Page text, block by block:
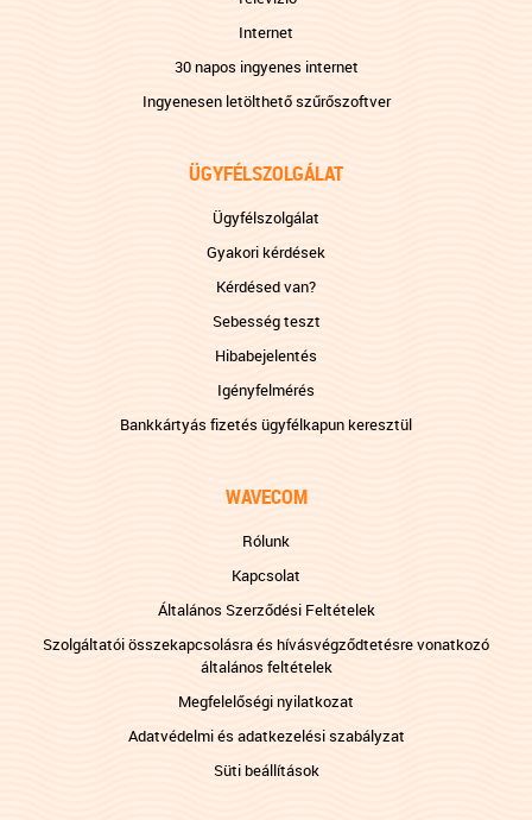
Internet
30 napos ingyenes internet
Ingyenesen letölthető szűrőszoftver
ÜGYFÉLSZOLGÁLAT
Ügyfélszolgálat
Gyakori kérdések
Kérdésed van?
Sebesség teszt
Hibabejelentés
Igényfelmérés
Bankkártyás fizetés ügyfélkapun keresztül
WAVECOM
Rólunk
Kapcsolat
Általános Szerződési Feltételek
Szolgáltatói összekapcsolásra és hívásvégződtetésre vonatkozó
általános feltételek
Megfelelőségi nyilatkozat
Adatvédelmi és adatkezelési szabályzat
Süti beállítások